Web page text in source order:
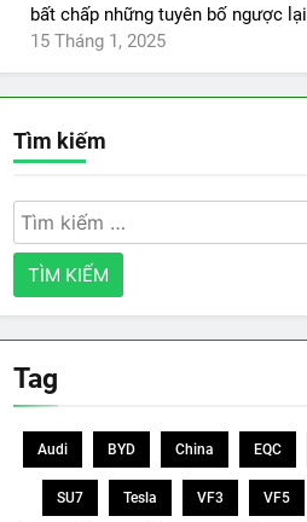
bất chấp những tuyên bố ngược lại
15 Tháng 1, 2025
Tìm kiếm
Tìm
kiếm
cho:
Tag
Audi BYD China EQC
SU7 Tesla VF3 VF5